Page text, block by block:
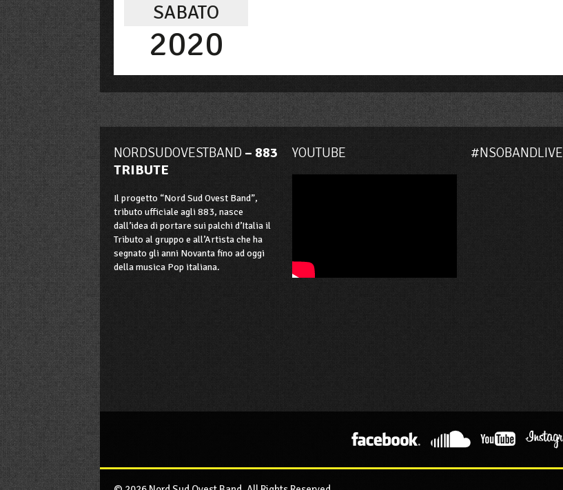
SABATO
2020
NORDSUDOVESTBAND– 883
TRIBUTE
Il progetto “Nord Sud Ovest Band”,
tributo ufficiale agli 883, nasce
dall’idea di portare sui palchi d’Italia il
Tributo al gruppo e all’Artista che ha
segnato gli anni Novanta fino ad oggi
della musica Pop italiana.
YOUTUBE #NSOBANDLIVE